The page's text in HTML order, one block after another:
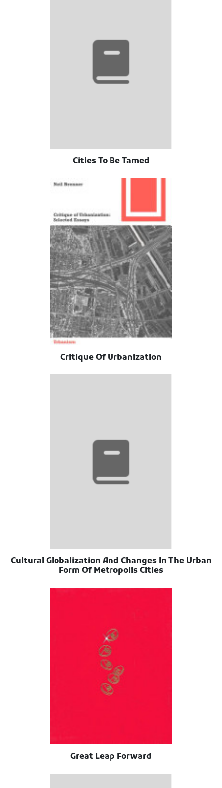
Cities To Be Tamed
Critique Of Urbanization
Cultural Globalization And Changes In The Urban
Form Of Metropolis Cities
Great Leap Forward